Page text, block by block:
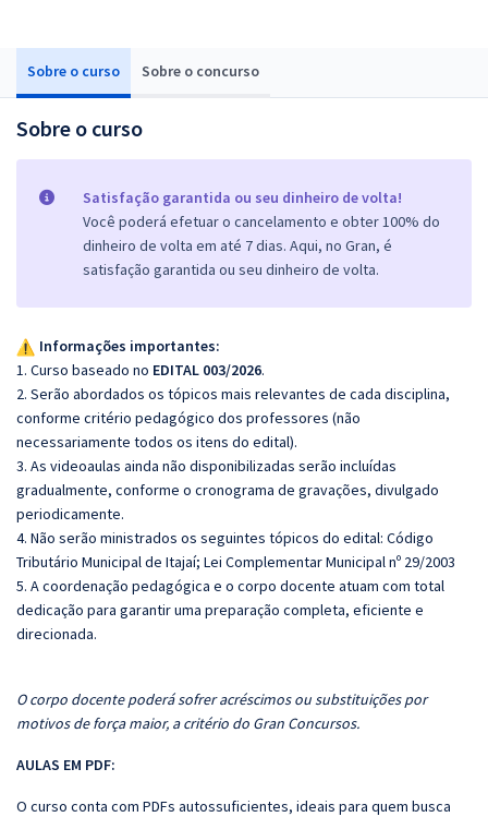
Sobre o curso Sobre o concurso
Sobre o curso
Satisfação garantida ou seu dinheiro de volta!
Você poderá efetuar o cancelamento e obter 100% do
dinheiro de volta em até 7 dias. Aqui, no Gran, é
satisfação garantida ou seu dinheiro de volta.
Informações importantes:
1. Curso baseado no EDITAL 003/2026.
2. Serão abordados os tópicos mais relevantes de cada disciplina,
conforme critério pedagógico dos professores (não
necessariamente todos os itens do edital).
3. As videoaulas ainda não disponibilizadas serão incluídas
gradualmente, conforme o cronograma de gravações, divulgado
periodicamente.
4. Não serão ministrados os seguintes tópicos do edital: Código
Tributário Municipal de Itajaí; Lei Complementar Municipal nº 29/2003
5. A coordenação pedagógica e o corpo docente atuam com total
dedicação para garantir uma preparação completa, eficiente e
direcionada.
O corpo docente poderá sofrer acréscimos ou substituições por
motivos de força maior, a critério do Gran Concursos.
AULAS EM PDF:
O curso conta com PDFs autossuficientes, ideais para quem busca